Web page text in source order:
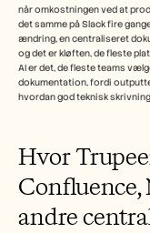
når omkostningen ved at
det samme på Slack fire
ændring, en centraliseret
og det er kløften, de fleste
AI er det, de fleste teams
dokumentation, fordi
hvordan god teknisk
Hvor
andre